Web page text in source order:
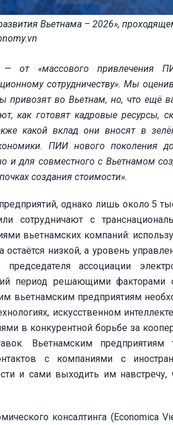
Вьетнама – 2026»,
— от «массового привлечения
сотрудничеству». Мы
привозят во Вьетнам, но, что ещё
как готовят кадровые ресурсы,
какой вклад они вносят в
ПИИ нового поколения
и для совместного с Вьетнамом
создания стоимости».
однако лишь около 5
сотрудничают с
вьетнамских компаний:
низкой, а уровень
ассоциации
период решающими факторами
вьетнамским предприятиям
искусственном
в конкурентной борьбе за
Вьетнамским предприятиям
с компаниями с
и сами выходить им навстречу,
консалтинга (Economica